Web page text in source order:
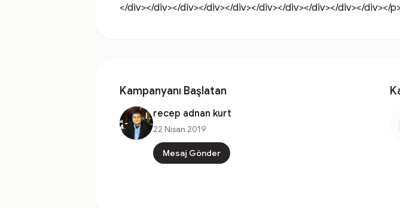
</div></div></div></div></div></div></div></div></div></div></
Kampanyanı Başlatan
recep adnan kurt
22 Nisan 2019
Mesaj Gönder